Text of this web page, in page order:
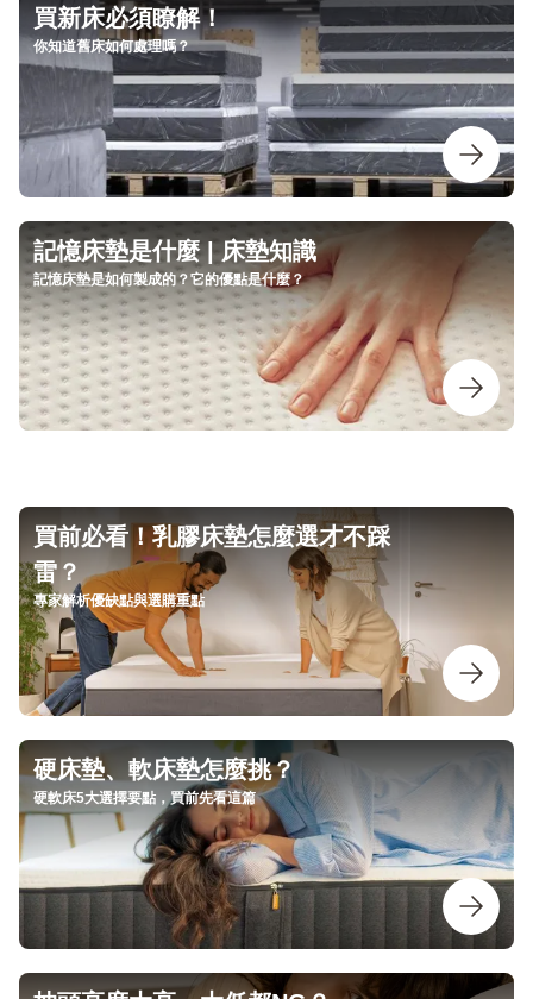
買新床必須瞭解！
你知道舊床如何處理嗎？
記憶床墊是什麼 | 床墊知識
記憶床墊是如何製成的？它的優點是什麼？
買前必看！乳膠床墊怎麼選才不踩
雷？
專家解析優缺點與選購重點
硬床墊、軟床墊怎麼挑？
硬軟床5大選擇要點，買前先看這篇